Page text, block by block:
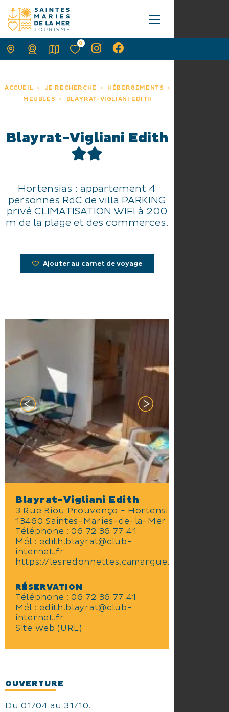
ACCUEIL JE RECHERCHE
HÉBERGEMENTS
MEUBLÉS
BLAYRAT-VIGLIANI EDITH
Blayrat-Vigliani Edith
Hortensias : appartement 4
personnes RdC de villa PARKING
privé CLIMATISATION WIFI à 200
m de la plage et des commerces.
Ajouter au carnet de voyage
Blayrat-Vigliani Edith
3 Rue Biou Prouvenço - Hortensias
13460 Saintes-Maries-de-la-Mer
Téléphone :06 72 36 77 41
Mél :edith.blayrat@club-
internet.fr
https://lesredonnettes.camargue.fr
RÉSERVATION
Téléphone : 06 72 36 77 41
Mél : edith.blayrat@club-
internet.fr
Site web (URL)
OUVERTURE
Du 01/04 au 31/10.
0